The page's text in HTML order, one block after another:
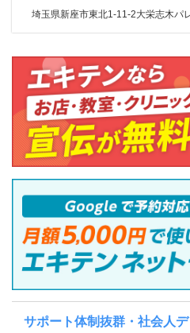
埼玉県新座市東北1-11-2大栄志木パ
サポート体制抜群・社会人